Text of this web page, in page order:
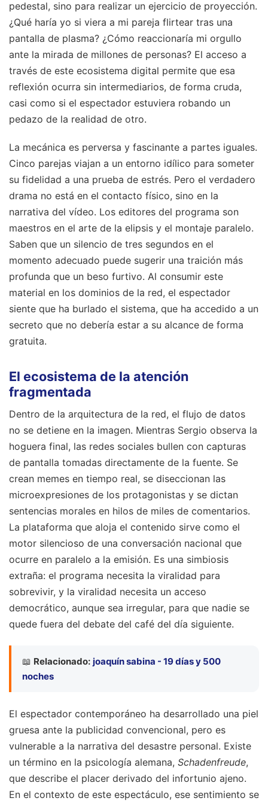
pedestal, sino para realizar un ejercicio de proyección.
¿Qué haría yo si viera a mi pareja flirtear tras una
pantalla de plasma? ¿Cómo reaccionaría mi orgullo
ante la mirada de millones de personas? El acceso a
través de este ecosistema digital permite que esa
reflexión ocurra sin intermediarios, de forma cruda,
casi como si el espectador estuviera robando un
pedazo de la realidad de otro.
La mecánica es perversa y fascinante a partes iguales.
Cinco parejas viajan a un entorno idílico para someter
su fidelidad a una prueba de estrés. Pero el verdadero
drama no está en el contacto físico, sino en la
narrativa del vídeo. Los editores del programa son
maestros en el arte de la elipsis y el montaje paralelo.
Saben que un silencio de tres segundos en el
momento adecuado puede sugerir una traición más
profunda que un beso furtivo. Al consumir este
material en los dominios de la red, el espectador
siente que ha burlado el sistema, que ha accedido a un
secreto que no debería estar a su alcance de forma
gratuita.
El ecosistema de la atención
fragmentada
Dentro de la arquitectura de la red, el flujo de datos
no se detiene en la imagen. Mientras Sergio observa la
hoguera final, las redes sociales bullen con capturas
de pantalla tomadas directamente de la fuente. Se
crean memes en tiempo real, se diseccionan las
microexpresiones de los protagonistas y se dictan
sentencias morales en hilos de miles de comentarios.
La plataforma que aloja el contenido sirve como el
motor silencioso de una conversación nacional que
ocurre en paralelo a la emisión. Es una simbiosis
extraña: el programa necesita la viralidad para
sobrevivir, y la viralidad necesita un acceso
democrático, aunque sea irregular, para que nadie se
quede fuera del debate del café del día siguiente.
📖 Relacionado: joaquín sabina - 19 días y 500
noches
El espectador contemporáneo ha desarrollado una piel
gruesa ante la publicidad convencional, pero es
vulnerable a la narrativa del desastre personal. Existe
un término en la psicología alemana, Schadenfreude,
que describe el placer derivado del infortunio ajeno.
En el contexto de este espectáculo, ese sentimiento se